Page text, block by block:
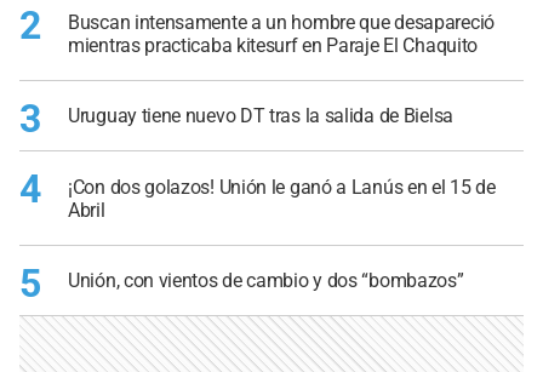
2
Buscan intensamente a un hombre que desapareció
mientras practicaba kitesurf en Paraje El Chaquito
3 Uruguay tiene nuevo DT tras la salida de Bielsa
4
¡Con dos golazos! Unión le ganó a Lanús en el 15 de
Abril
5 Unión, con vientos de cambio y dos “bombazos”